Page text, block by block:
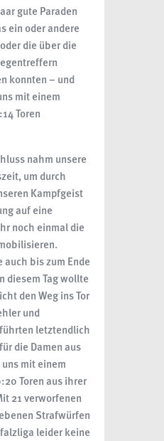
gute Paraden
ein oder andere
die über die
konnten – und
mit einem
Toren
nahm unsere
um durch
Kampfgeist
auf eine
noch einmal die
bis zum Ende
diesem Tag wollte
den Weg ins Tor
und
letztendlich
die Damen aus
mit einem
Toren aus ihrer
21 verworfenen
Strafwürfen
leider keine